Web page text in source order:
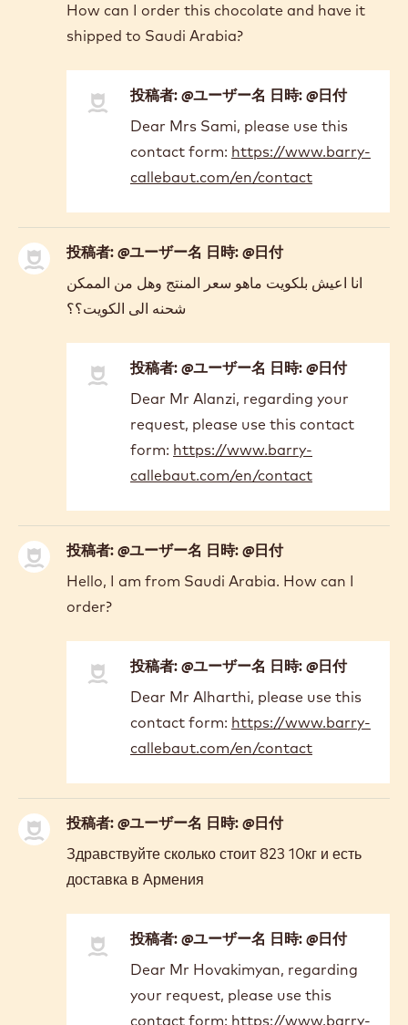
by
Hajar
How can I order this chocolate and have it
shipped to Saudi Arabia?
投稿者: @ユーザー名 日時: @日付
In
reply
to
Hello,
much
this…
by
zahra
sami
Dear Mrs Sami, please use this
contact form: https://www.barry-
callebaut.com/en/contact
投稿者: @ユーザー名 日時: @日付
انا اعيش بلكويت ماهو سعر المنتج وهل من الممكن
شحنه الى الكويت؟؟
投稿者: @ユーザー名 日時: @日付
In
reply
to
انا
اعيش
بلكويت
ماهو
سعر…
by
Alanzi
Dear Mr Alanzi, regarding your
request, please use this contact
form: https://www.barry-
callebaut.com/en/contact
投稿者: @ユーザー名 日時: @日付
Hello, I am from Saudi Arabia. How can I
order?
投稿者: @ユーザー名 日時: @日付
In
reply
to
Hello,
am
Saudi…
by
Ashwaq
Alharthi
Dear Mr Alharthi, please use this
contact form: https://www.barry-
callebaut.com/en/contact
投稿者: @ユーザー名 日時: @日付
Здравствуйте сколько стоит 823 10кг и есть
доставка в Армения
投稿者: @ユーザー名 日時: @日付
In
reply
to
Здравствуйте
Dear Mr Hovakimyan, regarding
your request, please use this
contact form: https://www.barry-